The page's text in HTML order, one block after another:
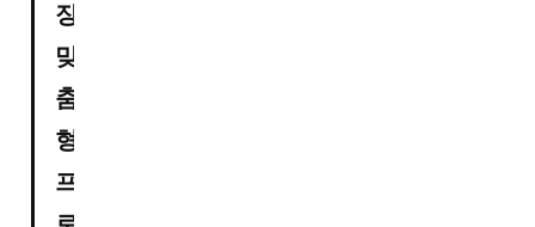
장,
맞
춤
형
프